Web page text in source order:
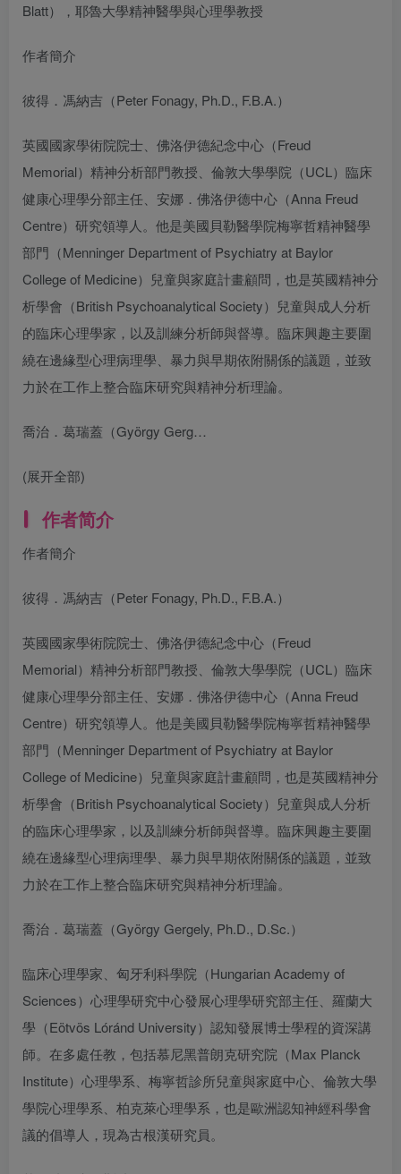
Blatt），耶魯大學精神醫學與心理學教授
作者簡介
彼得．馮納吉（Peter Fonagy, Ph.D., F.B.A.）
英國國家學術院院士、佛洛伊德紀念中心（Freud
Memorial）精神分析部門教授、倫敦大學學院（UCL）臨床
健康心理學分部主任、安娜．佛洛伊德中心（Anna Freud
Centre）研究領導人。他是美國貝勒醫學院梅寧哲精神醫學
部門（Menninger Department of Psychiatry at Baylor
College of Medicine）兒童與家庭計畫顧問，也是英國精神分
析學會（British Psychoanalytical Society）兒童與成人分析
的臨床心理學家，以及訓練分析師與督導。臨床興趣主要圍
繞在邊緣型心理病理學、暴力與早期依附關係的議題，並致
力於在工作上整合臨床研究與精神分析理論。
喬治．葛瑞蓋（György Gerg…
(展开全部)
作者简介
作者簡介
彼得．馮納吉（Peter Fonagy, Ph.D., F.B.A.）
英國國家學術院院士、佛洛伊德紀念中心（Freud
Memorial）精神分析部門教授、倫敦大學學院（UCL）臨床
健康心理學分部主任、安娜．佛洛伊德中心（Anna Freud
Centre）研究領導人。他是美國貝勒醫學院梅寧哲精神醫學
部門（Menninger Department of Psychiatry at Baylor
College of Medicine）兒童與家庭計畫顧問，也是英國精神分
析學會（British Psychoanalytical Society）兒童與成人分析
的臨床心理學家，以及訓練分析師與督導。臨床興趣主要圍
繞在邊緣型心理病理學、暴力與早期依附關係的議題，並致
力於在工作上整合臨床研究與精神分析理論。
喬治．葛瑞蓋（György Gergely, Ph.D., D.Sc.）
臨床心理學家、匈牙利科學院（Hungarian Academy of
Sciences）心理學研究中心發展心理學研究部主任、羅蘭大
學（Eötvös Lóránd University）認知發展博士學程的資深講
師。在多處任教，包括慕尼黑普朗克研究院（Max Planck
Institute）心理學系、梅寧哲診所兒童與家庭中心、倫敦大學
學院心理學系、柏克萊心理學系，也是歐洲認知神經科學會
議的倡導人，現為古根漢研究員。